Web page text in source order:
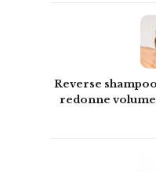
Reverse
redonne volume